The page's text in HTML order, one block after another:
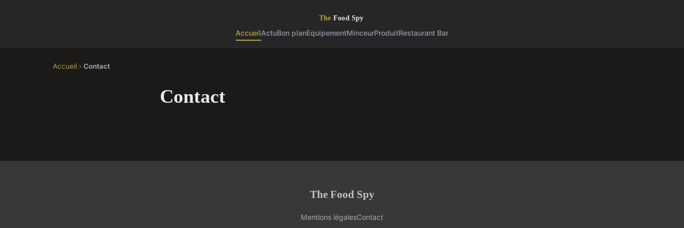
AccueilActuBon planEquipementMinceurProduitRestaurant Bar
Accueil › Contact
Contact
The Food Spy
Mentions légalesContact